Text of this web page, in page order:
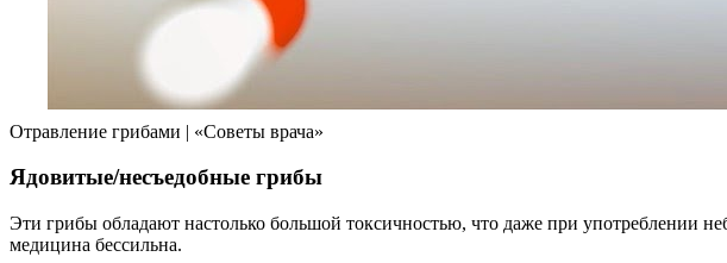
Отравление грибами | «Советы врача»
Ядовитые/несъедобные грибы
Эти грибы обладают настолько большой токсичностью, что даже при употреблении
медицина бессильна.